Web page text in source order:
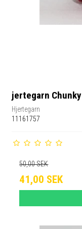
jertegarn
Hjertegarn
11161757
50,00 SEK
41,00 SEK